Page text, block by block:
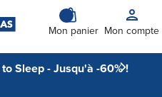
Mon panier Mon compte
Sleep - Jusqu'à -60% !